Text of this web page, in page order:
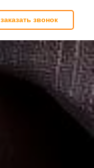
заказать звонок